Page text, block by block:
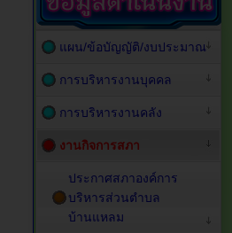
แผน/ข้อบัญญัติ/งบประมาณ
การบริหารงานบุคคล
การบริหารงานคลัง
งานกิจการสภา
ประกาศสภาองค์การ
บริหารส่วนตำบล
บ้านแหลม